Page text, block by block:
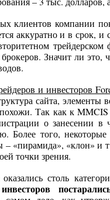
клиентов компании
аккуратно и в срок,
Значит ли это,
и инвесторов
сайта, элементы
Так как к
о занесении в
Более того,
– «пирамида», «клон» и
точки зрения.
столь